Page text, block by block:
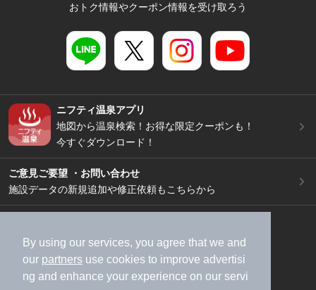
By using our services, you agree that we and
our partners use cookies to improve advertisi
ng and enhance your experience on our servi
おトク情報やクーポン情報を受け取ろう
ニフティ温泉アプリ
地図から温泉検索！お得な限定クーポンも！
今すぐダウンロード！
ご意見ご要望 ・お問い合わせ
施設データの新規追加や修正依頼もこちらから
加盟店募集（資料請求）
広告出稿のご案内
利用規約
ライフスタイルMEMBERS+規約
特定商取引法に基づく表記
ヘルプ 採用情報